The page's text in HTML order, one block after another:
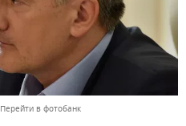
Перейти в фотобанк